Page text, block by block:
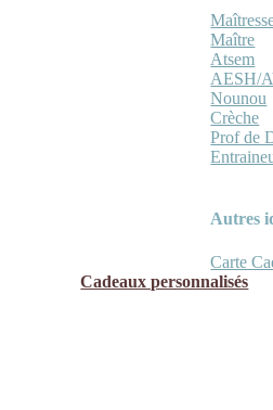
Maître
Atsem
AESH/
Nounou
Crèche
Prof de
Autres
Carte
Cadeaux personnalisés